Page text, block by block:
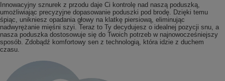
Innowacyjny sznurek z przodu daje Ci kontrolę nad naszą poduszką,
umożliwiając precyzyjne dopasowanie poduszki pod brodę. Dzięki temu
śpiąc, unikniesz opadania głowy na klatkę piersiową, eliminując
nadwyrężanie mięśni szyi. Teraz to Ty decydujesz o idealnej pozycji snu, a
nasza poduszka dostosowuje się do Twoich potrzeb w najnowocześniejszy
sposób. Zdobądź komfortowy sen z technologią, która idzie z duchem
czasu.